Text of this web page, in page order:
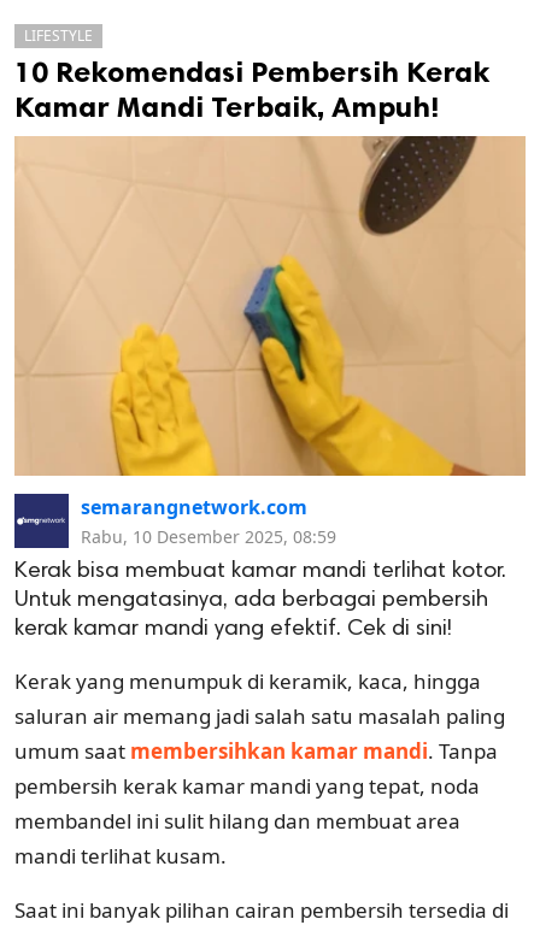
LIFESTYLE
10 Rekomendasi Pembersih Kerak
Kamar Mandi Terbaik, Ampuh!
semarangnetwork.com
Rabu, 10 Desember 2025, 08:59
Kerak bisa membuat kamar mandi terlihat kotor.
Untuk mengatasinya, ada berbagai pembersih
kerak kamar mandi yang efektif. Cek di sini!
Kerak yang menumpuk di keramik, kaca, hingga
saluran air memang jadi salah satu masalah paling
umum saat membersihkan kamar mandi. Tanpa
pembersih kerak kamar mandi yang tepat, noda
membandel ini sulit hilang dan membuat area
mandi terlihat kusam.
Saat ini banyak pilihan cairan pembersih tersedia di